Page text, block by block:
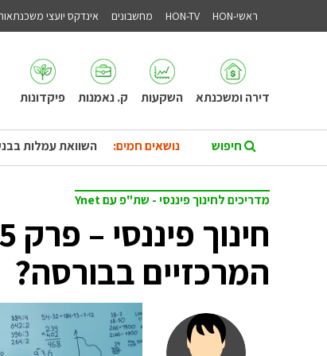
ראשי-HON HON-TV מחשבונים אינדקס יועצי
דירה ומשכנתא השקעות ק. נאמנות פיקדונות
נושאים חמים: השוואת עמלות
מדריכים לחינוך פיננסי - שת"פ עם Ynet
המרכזיים בבורסה?